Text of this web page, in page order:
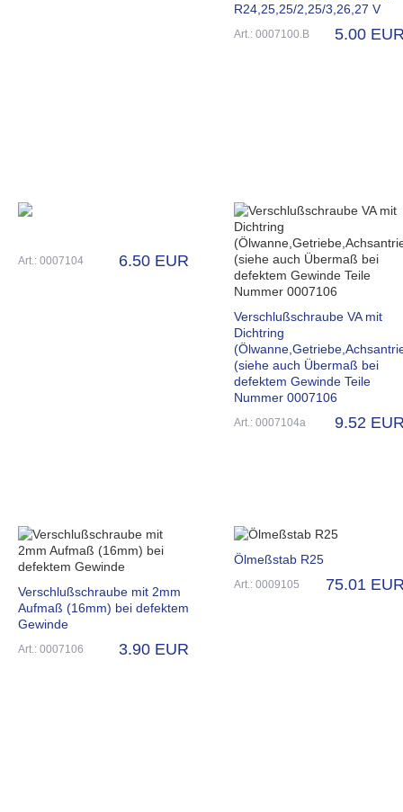
R24,25,25/2,25/3,26,27 V
Art.: 0007100.B 5.00
Art.: 0007104 6.50 EUR
Verschlußschraube VA mit
Dichtring
(siehe auch Übermaß bei
defektem Gewinde Teile
Nummer 0007106
Art.: 0007104a 9.52
Verschlußschraube mit 2mm
Aufmaß (16mm) bei defektem
Gewinde
Art.: 0007106 3.90 EUR
Ölmeßstab R25
Art.: 0009105 75.01